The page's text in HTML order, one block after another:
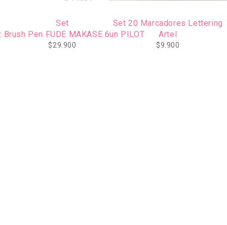
Set
Brush Pen FUDE MAKASE 6un PILOT
$29.900
Set 20 Marcadores Lettering
Artel
$9.900